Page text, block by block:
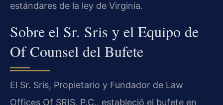
estándares de la ley de Virginia.
Sobre el Sr. Sris y el Equipo de
Of Counsel del Bufete
El Sr. Sris, Propietario y Fundador de Law
Offices Of SRIS, P.C., estableció el bufete en